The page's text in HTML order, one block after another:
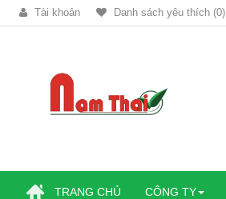
Tài khoản Danh sách yêu thích (0)
TRANG CHỦ CÔNG TY